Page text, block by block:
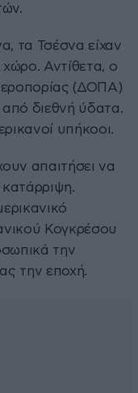
τα Τσέσνα είχαν
χώρο. Αντίθετα, ο
(ΔΟΠΑ)
από διεθνή ύδατα.
υπήκοοι.
απαιτήσει να
Κογκρέσου
την
την εποχή.